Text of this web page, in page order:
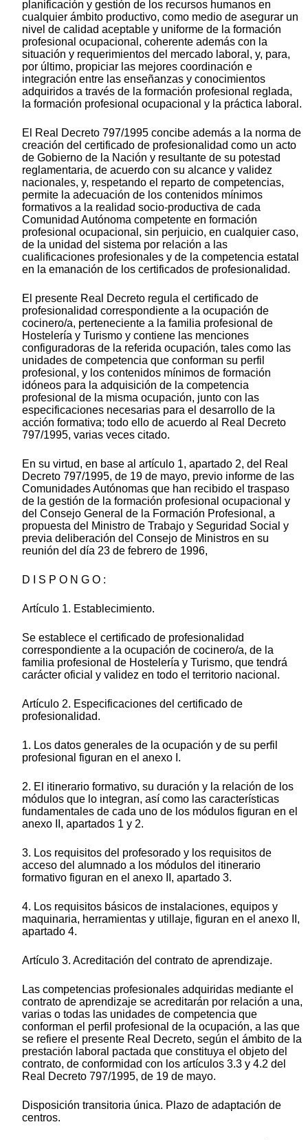
planificación y gestión de los recursos humanos en
cualquier ámbito productivo, como medio de asegurar un
nivel de calidad aceptable y uniforme de la formación
profesional ocupacional, coherente además con la
situación y requerimientos del mercado laboral, y, para,
por último, propiciar las mejores coordinación e
integración entre las enseñanzas y conocimientos
adquiridos a través de la formación profesional reglada,
la formación profesional ocupacional y la práctica laboral.
El Real Decreto 797/1995 concibe además a la norma de
creación del certificado de profesionalidad como un acto
de Gobierno de la Nación y resultante de su potestad
reglamentaria, de acuerdo con su alcance y validez
nacionales, y, respetando el reparto de competencias,
permite la adecuación de los contenidos mínimos
formativos a la realidad socio-productiva de cada
Comunidad Autónoma competente en formación
profesional ocupacional, sin perjuicio, en cualquier caso,
de la unidad del sistema por relación a las
cualificaciones profesionales y de la competencia estatal
en la emanación de los certificados de profesionalidad.
El presente Real Decreto regula el certificado de
profesionalidad correspondiente a la ocupación de
cocinero/a, perteneciente a la familia profesional de
Hostelería y Turismo y contiene las menciones
configuradoras de la referida ocupación, tales como las
unidades de competencia que conforman su perfil
profesional, y los contenidos mínimos de formación
idóneos para la adquisición de la competencia
profesional de la misma ocupación, junto con las
especificaciones necesarias para el desarrollo de la
acción formativa; todo ello de acuerdo al Real Decreto
797/1995, varias veces citado.
En su virtud, en base al artículo 1, apartado 2, del Real
Decreto 797/1995, de 19 de mayo, previo informe de las
Comunidades Autónomas que han recibido el traspaso
de la gestión de la formación profesional ocupacional y
del Consejo General de la Formación Profesional, a
propuesta del Ministro de Trabajo y Seguridad Social y
previa deliberación del Consejo de Ministros en su
reunión del día 23 de febrero de 1996,
D I S P O N G O :
Artículo 1. Establecimiento.
Se establece el certificado de profesionalidad
correspondiente a la ocupación de cocinero/a, de la
familia profesional de Hostelería y Turismo, que tendrá
carácter oficial y validez en todo el territorio nacional.
Artículo 2. Especificaciones del certificado de
profesionalidad.
1. Los datos generales de la ocupación y de su perfil
profesional figuran en el anexo I.
2. El itinerario formativo, su duración y la relación de los
módulos que lo integran, así como las características
fundamentales de cada uno de los módulos figuran en el
anexo II, apartados 1 y 2.
3. Los requisitos del profesorado y los requisitos de
acceso del alumnado a los módulos del itinerario
formativo figuran en el anexo II, apartado 3.
4. Los requisitos básicos de instalaciones, equipos y
maquinaria, herramientas y utillaje, figuran en el anexo II,
apartado 4.
Artículo 3. Acreditación del contrato de aprendizaje.
Las competencias profesionales adquiridas mediante el
contrato de aprendizaje se acreditarán por relación a una,
varias o todas las unidades de competencia que
conforman el perfil profesional de la ocupación, a las que
se refiere el presente Real Decreto, según el ámbito de la
prestación laboral pactada que constituya el objeto del
contrato, de conformidad con los artículos 3.3 y 4.2 del
Real Decreto 797/1995, de 19 de mayo.
Disposición transitoria única. Plazo de adaptación de
centros.